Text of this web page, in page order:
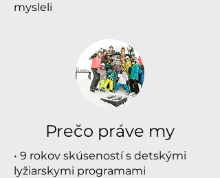
mysleli
Prečo práve my
• 9 rokov skúseností s detskými
lyžiarskymi programami